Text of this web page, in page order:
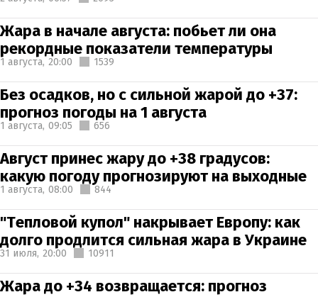
Жара в начале августа: побьет ли она
рекордные показатели температуры
1 августа, 20:00 1539
Без осадков, но с сильной жарой до +37:
прогноз погоды на 1 августа
1 августа, 09:05 656
Август принес жару до +38 градусов:
какую погоду прогнозируют на выходные
1 августа, 08:00 844
"Тепловой купол" накрывает Европу: как
долго продлится сильная жара в Украине
31 июля, 20:00 10911
Жара до +34 возвращается: прогноз